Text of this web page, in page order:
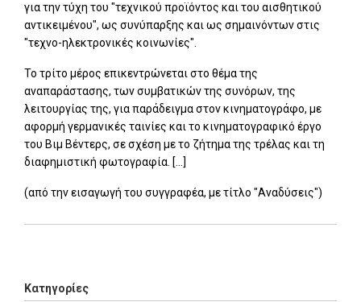
για την τύχη του "τεχνικού προϊόντος και του αισθητικού
αντικειμένου", ως συνύπαρξης και ως σημαινόντων στις
"τεχνο-ηλεκτρονικές κοινωνίες".
Το τρίτο μέρος επικεντρώνεται στο θέμα της
αναπαράστασης, των συμβατικών της συνόρων, της
λειτουργίας της, για παράδειγμα στον κινηματογράφο, με
αφορμή γερμανικές ταινίες και το κινηματογραφικό έργο
του Βιμ Βέντερς, σε σχέση με το ζήτημα της τρέλας και τη
διαφημιστική φωτογραφία. [...]
(από την εισαγωγή του συγγραφέα, με τίτλο "Αναδύσεις")
Κατηγορίες